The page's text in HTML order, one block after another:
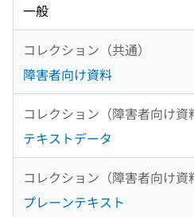
一般
コレクション（共通）
障害者向け資料
コレクション（障害者向け資
テキストデータ
コレクション（障害者向け資
プレーンテキスト